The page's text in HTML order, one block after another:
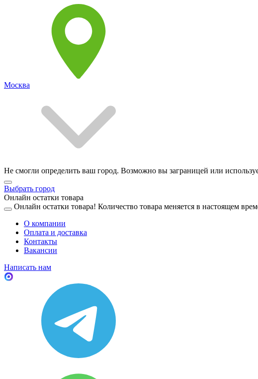
Москва
Не смогли определить ваш город. Возможно вы заграницей или
Выбрать город
Онлайн остатки товара
Онлайн остатки товара! Количество товара меняется в настоящем
О компании
Оплата и доставка
Контакты
Вакансии
Написать нам